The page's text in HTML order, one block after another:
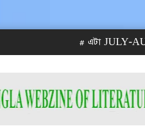
# এটা JULY-AUG